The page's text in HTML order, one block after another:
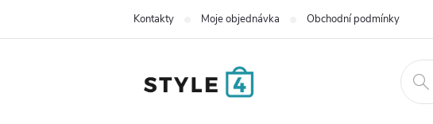
Kontakty Moje objednávka Obchodní podmínky